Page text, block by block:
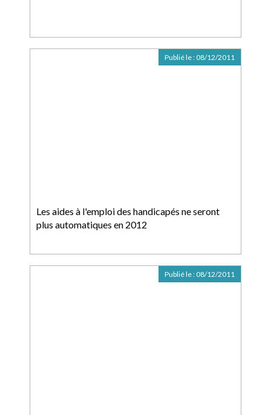
Les aides à l'emploi des handicapés ne seront
plus automatiques en 2012
Publié le : 08/12/2011
Publié le : 08/12/2011